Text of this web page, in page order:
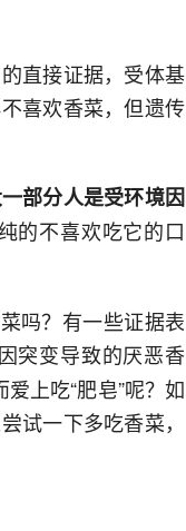
直接证据，受体基
喜欢香菜，但遗传
部分人是受环境因
的不喜欢吃它的口
吗？有一些证据表
突变导致的厌恶香
上吃“肥皂”呢？如
试一下多吃香菜，